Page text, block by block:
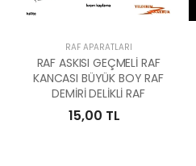
RAF APARATLARI
RAF ASKISI GEÇMELİ RAF
KANCASI BÜYÜK BOY RAF
DEMİRİ DELİKLİ RAF
15,00 TL